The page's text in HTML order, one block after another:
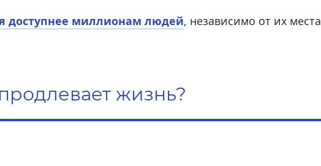
доступнее миллионам людей, независимо от их места
жизнь?